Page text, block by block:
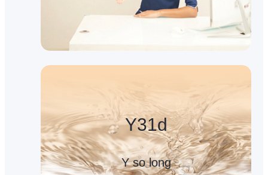
Y31d
Y so long